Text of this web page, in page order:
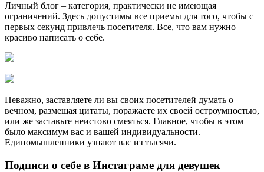
Личный блог – категория, практически не имеющая
ограничений. Здесь допустимы все приемы для того, чтобы с
первых секунд привлечь посетителя. Все, что вам нужно –
красиво написать о себе.
Неважно, заставляете ли вы своих посетителей думать о
вечном, размещая цитаты, поражаете их своей остроумностью,
или же заставьте неистово смеяться. Главное, чтобы в этом
было максимум вас и вашей индивидуальности.
Единомышленники узнают вас из тысячи.
Подписи о себе в Инстаграме для девушек